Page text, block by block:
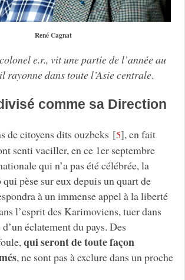
René Cagnat
e.r., vit une partie de l’année au
rayonne dans toute l’Asie centrale.
comme sa Direction
de citoyens dits ouzbeks [5], en fait
senti vaciller, en ce 1er septembre
qui n’a pas été célébrée, la
pèse sur eux depuis un quart de
à un immense appel à la liberté
l’esprit des Karimoviens, tuer dans
éclatement du pays. Des
qui seront de toute façon
, ne sont pas à exclure dans un proche